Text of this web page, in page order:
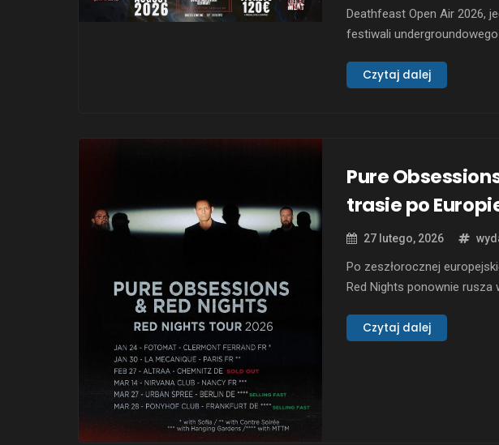
Deathfeast Open Air 2026,
festiwali
22 sierpnia 2026 roku w
Czytaj dalej
Pure
trasie po
27 lutego, 2026
Po zeszłorocznej
Red Nights ponownie
Starym Kontynencie. Trasa
Czytaj dalej